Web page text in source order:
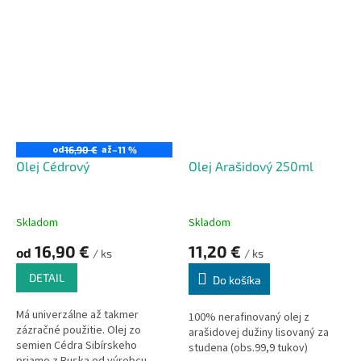
od16,90 € až–11 %
Olej Cédrový
Skladom
od 16,90 € / ks
DETAIL
Má univerzálne až takmer
zázračné použitie. Olej zo
semien Cédra Sibírskeho
Olej Arašidový 250ml
Skladom
11,20 € / ks
Do košíka
100% nerafinovaný olej z
arašidovej dužiny lisovaný za
studena (obs.99,9 tukov)